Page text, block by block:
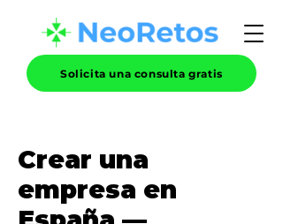
Solicita una consulta gratis
Crear una
empresa en